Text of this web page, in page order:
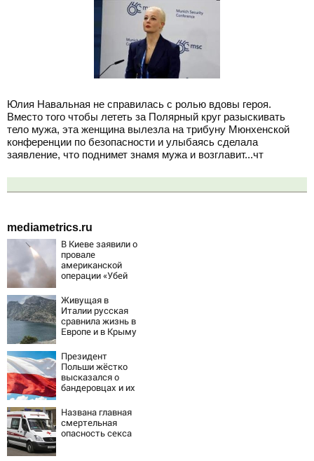
Юлия Навальная не справилась с ролью вдовы героя.
Вместо того чтобы лететь за Полярный круг разыскивать
тело мужа, эта женщина вылезла на трибуну Мюнхенской
конференции по безопасности и улыбаясь сделала
заявление, что поднимет знамя мужа и возглавит...чт
mediametrics.ru
В Киеве заявили о
провале
американской
операции «Убей
России
Живущая в
Италии русская
сравнила жизнь в
Европе и в Крыму
Президент
Польши жёстко
высказался о
бандеровцах и их
Названа главная
смертельная
опасность секса